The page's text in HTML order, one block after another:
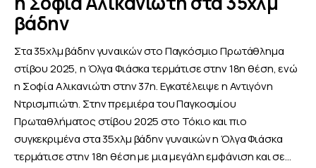
βάδην
Στα 35χλμ βάδην γυναικών στο Παγκόσμιο Πρωτάθλημα
στίβου 2025, η Όλγα Φιάσκα τερμάτισε στην 18η θέση, ενώ
η Σοφία Αλικανιώτη στην 37η. Εγκατέλειψε η Αντιγόνη
Ντρισμπιώτη. Στην πρεμιέρα του Παγκοσμίου
Πρωταθλήματος στίβου 2025 στο Τόκιο και πιο
συγκεκριμένα στα 35χλμ βάδην γυναικών η Όλγα Φιάσκα
τερμάτισε στην 18η θέση με μια μεγάλη εμφάνιση και σε…